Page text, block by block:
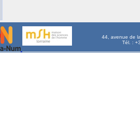
44, avenue de
Tél. :